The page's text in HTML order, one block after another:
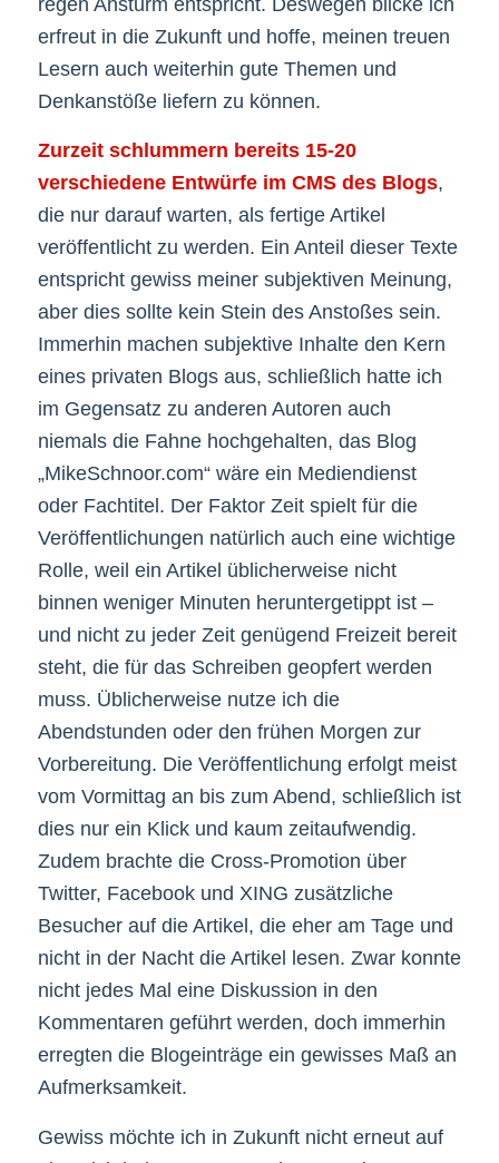
regen Ansturm entspricht. Deswegen blicke ich
erfreut in die Zukunft und hoffe, meinen treuen
Lesern auch weiterhin gute Themen und
Denkanstöße liefern zu können.
Zurzeit schlummern bereits 15-20
verschiedene Entwürfe im CMS des Blogs,
die nur darauf warten, als fertige Artikel
veröffentlicht zu werden. Ein Anteil dieser Texte
entspricht gewiss meiner subjektiven Meinung,
aber dies sollte kein Stein des Anstoßes sein.
Immerhin machen subjektive Inhalte den Kern
eines privaten Blogs aus, schließlich hatte ich
im Gegensatz zu anderen Autoren auch
niemals die Fahne hochgehalten, das Blog
„MikeSchnoor.com“ wäre ein Mediendienst
oder Fachtitel. Der Faktor Zeit spielt für die
Veröffentlichungen natürlich auch eine wichtige
Rolle, weil ein Artikel üblicherweise nicht
binnen weniger Minuten heruntergetippt ist –
und nicht zu jeder Zeit genügend Freizeit bereit
steht, die für das Schreiben geopfert werden
muss. Üblicherweise nutze ich die
Abendstunden oder den frühen Morgen zur
Vorbereitung. Die Veröffentlichung erfolgt meist
vom Vormittag an bis zum Abend, schließlich ist
dies nur ein Klick und kaum zeitaufwendig.
Zudem brachte die Cross-Promotion über
Twitter, Facebook und XING zusätzliche
Besucher auf die Artikel, die eher am Tage und
nicht in der Nacht die Artikel lesen. Zwar konnte
nicht jedes Mal eine Diskussion in den
Kommentaren geführt werden, doch immerhin
erregten die Blogeinträge ein gewisses Maß an
Aufmerksamkeit.
Gewiss möchte ich in Zukunft nicht erneut auf